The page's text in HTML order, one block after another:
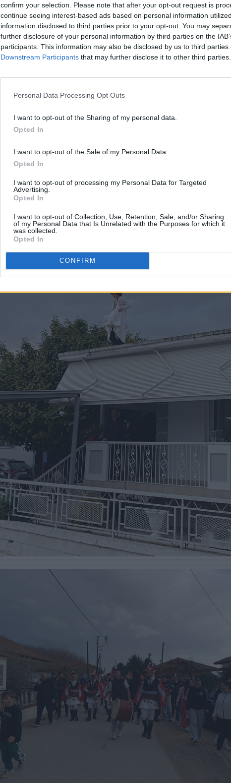
confirm your selection. Please note that after your opt-out request is
continue seeing interest-based ads based on personal information
information disclosed to third parties prior to your opt-out. You may
further disclosure of your personal information by third parties on the
participants. This information may also be disclosed by us to third parties
Downstream Participants that may further disclose it to other third parties.
Personal Data Processing Opt Outs
I want to opt-out of the Sharing of my personal data.
Opted In
I want to opt-out of the Sale of my Personal Data.
Opted In
I want to opt-out of processing my Personal Data for Targeted
Advertising.
Opted In
I want to opt-out of Collection, Use, Retention, Sale, and/or Sharing
of my Personal Data that Is Unrelated with the Purposes for which it
was collected.
Opted In
CONFIRM